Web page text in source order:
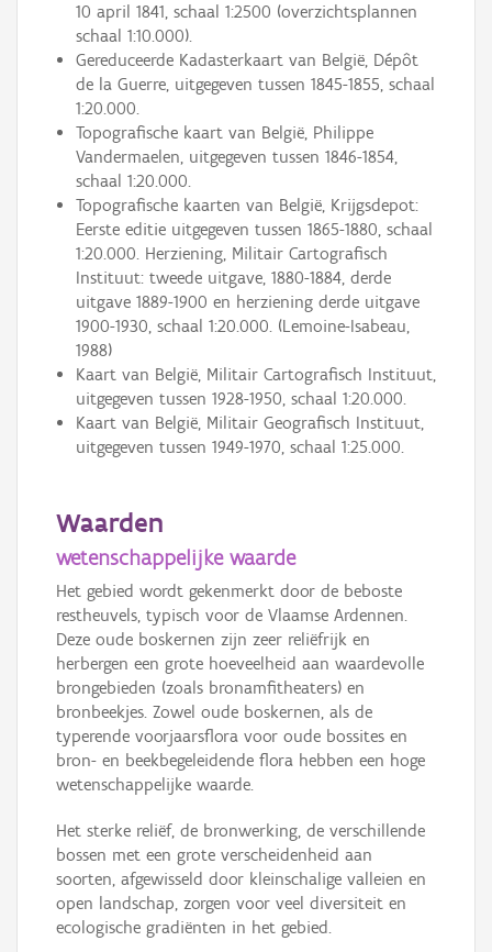
10 april 1841, schaal 1:2500 (overzichtsplannen
schaal 1:10.000).
Gereduceerde Kadasterkaart van België, Dépôt
de la Guerre, uitgegeven tussen 1845-1855, schaal
1:20.000.
Topografische kaart van België, Philippe
Vandermaelen, uitgegeven tussen 1846-1854,
schaal 1:20.000.
Topografische kaarten van België, Krijgsdepot:
Eerste editie uitgegeven tussen 1865-1880, schaal
1:20.000. Herziening, Militair Cartografisch
Instituut: tweede uitgave, 1880-1884, derde
uitgave 1889-1900 en herziening derde uitgave
1900-1930, schaal 1:20.000. (Lemoine-Isabeau,
1988)
Kaart van België, Militair Cartografisch Instituut,
uitgegeven tussen 1928-1950, schaal 1:20.000.
Kaart van België, Militair Geografisch Instituut,
uitgegeven tussen 1949-1970, schaal 1:25.000.
Waarden
wetenschappelijke waarde
Het gebied wordt gekenmerkt door de beboste
restheuvels, typisch voor de Vlaamse Ardennen.
Deze oude boskernen zijn zeer reliëfrijk en
herbergen een grote hoeveelheid aan waardevolle
brongebieden (zoals bronamfitheaters) en
bronbeekjes. Zowel oude boskernen, als de
typerende voorjaarsflora voor oude bossites en
bron- en beekbegeleidende flora hebben een hoge
wetenschappelijke waarde.
Het sterke reliëf, de bronwerking, de verschillende
bossen met een grote verscheidenheid aan
soorten, afgewisseld door kleinschalige valleien en
open landschap, zorgen voor veel diversiteit en
ecologische gradiënten in het gebied.